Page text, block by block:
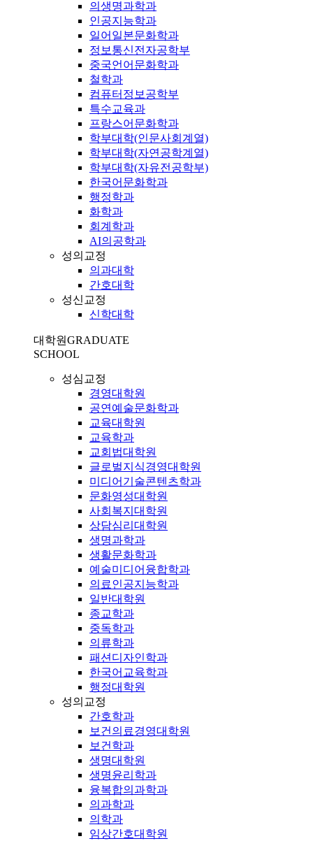
의생명과학과
인공지능학과
일어일본문화학과
정보통신전자공학부
중국언어문화학과
철학과
컴퓨터정보공학부
특수교육과
프랑스어문화학과
학부대학(인문사회계열)
학부대학(자연공학계열)
학부대학(자유전공학부)
한국어문화학과
행정학과
화학과
회계학과
AI의공학과
성의교정
의과대학
간호대학
성신교정
신학대학
대학원GRADUATE
SCHOOL
성심교정
경영대학원
공연예술문화학과
교육대학원
교육학과
교회법대학원
글로벌지식경영대학원
미디어기술콘텐츠학과
문화영성대학원
사회복지대학원
상담심리대학원
생명과학과
생활문화학과
예술미디어융합학과
의료인공지능학과
일반대학원
종교학과
중독학과
의류학과
패션디자인학과
한국어교육학과
행정대학원
성의교정
간호학과
보건의료경영대학원
보건학과
생명대학원
생명윤리학과
융복합의과학과
의과학과
의학과
임상간호대학원